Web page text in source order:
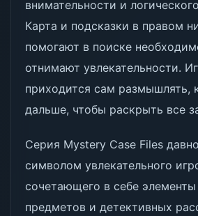
внимательности и
Карта и подсказки в правом
помогают в поиске
отнимают увлекательности.
приходится сам размышлять,
дальше, чтобы раскрыть все
Серия Mystery Case Files
символом увлекательного
сочетающего в себе элементы
предметов и детективных